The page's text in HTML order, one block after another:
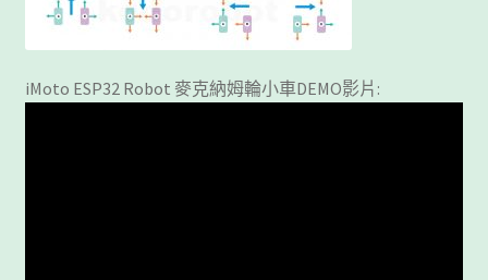
iMoto ESP32 Robot 麥克納姆輪小車DEMO影片: